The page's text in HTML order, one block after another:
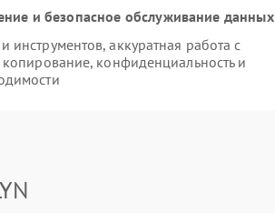
и безопасное обслуживание данных
аккуратная работа с
конфиденциальность и